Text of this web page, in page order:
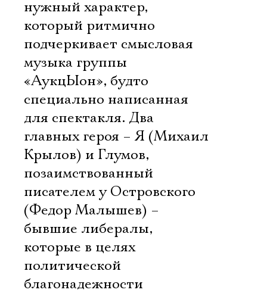
нужный характер,
который ритмично
подчеркивает смысловая
музыка группы
«АукцЫон», будто
специально написанная
для спектакля. Два
главных героя – Я (Михаил
Крылов) и Глумов,
позаимствованный
писателем у Островского
(Федор Малышев) –
бывшие либералы,
которые в целях
политической
благонадежности